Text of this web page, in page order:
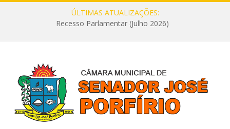
ÚLTIMAS ATUALIZAÇÕES:
Recesso Parlamentar (Julho 2026)